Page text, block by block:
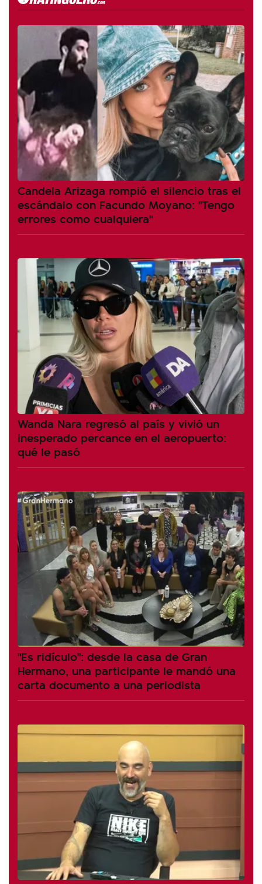
Candela Arizaga rompió el silencio tras el
escándalo con Facundo Moyano: "Tengo
errores como cualquiera"
Wanda Nara regresó al país y vivió un
inesperado percance en el aeropuerto:
qué le pasó
"Es ridículo": desde la casa de Gran
Hermano, una participante le mandó una
carta documento a una periodista